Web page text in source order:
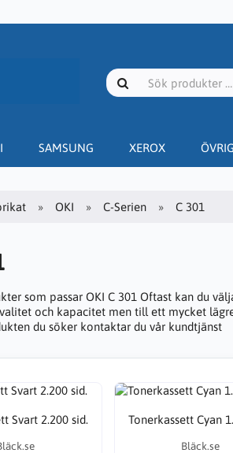
SAMSUNG XEROX
OKI C-Serien C 301
som passar OKI C 301 Oftast kan du
och kapacitet men till ett mycket
du söker kontaktar du vår kundtjänst
Svart 2.200 sid. Tonerkassett Cyan
Bläck.se